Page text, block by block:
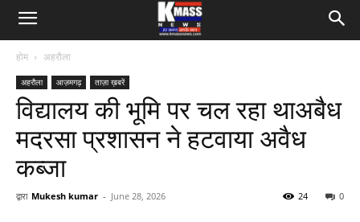
होम अहरौला
अहरौला आज़मगढ़ ताज़ा ख़बरें
विद्यालय की भूमि पर चल रहा थाअबैध
मदरसा प्रशासन ने हटवाया अवैध
कब्जा
द्वारा Mukesh kumar - June 28, 2026 0
24